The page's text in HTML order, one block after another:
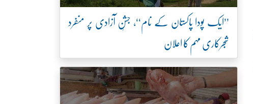
’’ایک پودا پاکستان کے نام‘‘، جشنِ آزادی پر منفرد
شجرکاری مہم کا اعلان